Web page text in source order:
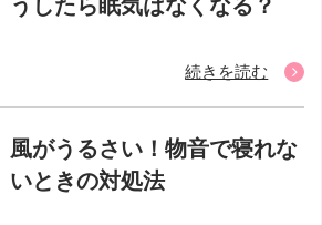
うしたら眠気はなくなる？
続きを読む
風がうるさい！物音で寝れな
いときの対処法